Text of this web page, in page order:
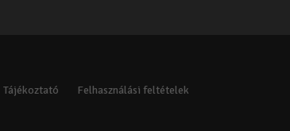
Tájékoztató Felhasználási feltételek